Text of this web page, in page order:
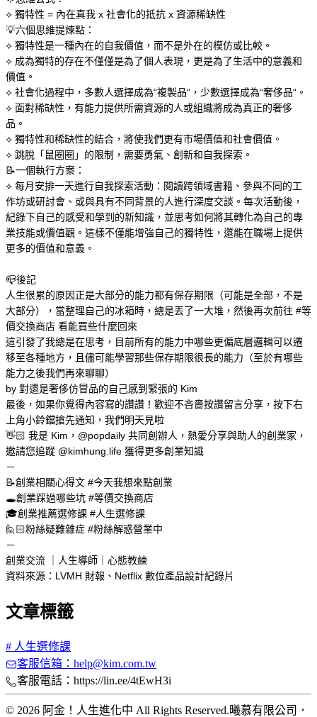
⟡ 獨特性 = 內在真我 x 社會化的抵抗 x 資源稀缺性
💡六個思維提煉點：
⟡ 獨特性是一種內在的自我價值，而不是外在的模仿或比較。
⟡ 成為獨特的存在不僅僅是為了個人表現，更是為了生活中的意義和
價值。
⟡ 社會化過程中，多數人選擇成為“複製品“，少數選擇成為“奢侈品“。
⟡ 面對稀缺性，有能力提供所需資源的人或組織將成為真正的奢侈
品。
⟡ 獨特性和稀缺性的結合，將使我們更有市場價值和社會價值。
⟡ 跳脫「鼠圈圈」的限制，需要勇氣、創新和自我探索。
📝一個執行方案：
⟡ 每月安排一天進行自我探索活動：閱讀跨領域書籍、參與不同的工
作坊或研討會、或與具有不同背景的人進行深度交談。每次活動後，
紀錄下自己的感受和學到的新知識，並思考如何將其轉化為自己的專
業技能或價值觀。這樣不僅能增強自己的獨特性，還能在職場上提供
更多的價值和意義。
📪後記
人生很累的原因正是大部分的能力都有保存期限（可能是全部，不是
大部分），當整理自己的冰箱時，總是丟了一大堆，然後再次前往 #等
價交換商店 看能買些什麼回來
這引發了我總是在思考，目前所有的能力中哪些更偏底層邏輯可以遷
移至各種地方，且儘可能學習那些保存期限很長的能力（至於有哪些
能力之後我們再來聊聊）
by 對還是奢侈仿冒品的自己感到緊張的 Kim
最後，如果你覺得內容寫的讚讚！歡迎不吝嗇按讚留言分享，按下右
上角小鈴鐺搶先通知，我們明天見啦
👋🏻 我是 Kim， @popdaily 共同創辦人，熱愛分享與助人的創業家，
邀請您追蹤 @kimhung.life 獲得更多創業知識
－
📝創業相關心得文 #今天我想來點創業
🕳️創業踩過哪些坑 #等價交換商店
🎓創業推薦選修課 #人生選修課
🙋🏻粉絲疑難雜症 #粉絲解惑營業中
－
創業交流 ｜人生導師｜心態教練
資料來源：LVMH 財報、Netflix 數位產品設計紀錄片
文章標籤
# 人生選修課
客服信箱：help@kim.com.tw
客服電話：https://lin.ee/4tEwH3i
© 2026 阿金！人生進化中 All Rights Reserved.曦慕有限公司 ．